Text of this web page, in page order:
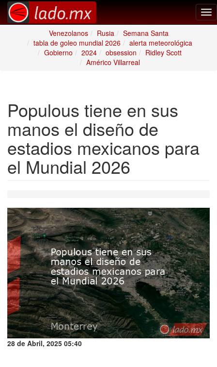
Venezolanos
Rusia
Semana Santa
tabla de goleo mundial 2026
alerta meteorológica
Gobierno
2024 obsession
Ridley Scott
Américo Villarreal
Populous tiene en sus
manos el diseño de
estadios mexicanos para
el Mundial 2026
28 de Abril, 2025 05:40